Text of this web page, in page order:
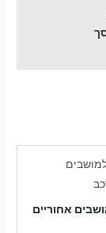
אחוריים